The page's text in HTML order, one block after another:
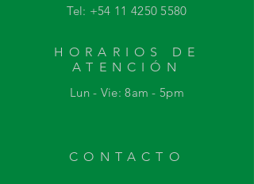
Tel: +54 11 4250 5580
HORARIOS DE
ATENCIÓN
Lun - Vie: 8am - 5pm
CONTACTO